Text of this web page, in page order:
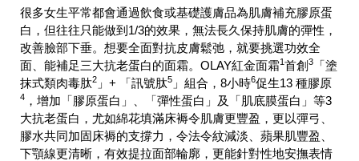
很多女生平常都會通過飲食或基礎護膚品為肌膚補充膠原蛋
白，但往往只能做到1/3的效果，無法長久保持肌膚的彈性，
改善臉部下垂。想要全面對抗皮膚鬆弛，就要挑選功效全
面、能補足三大抗老蛋白的面霜。OLAY紅金面霜1 首創 3
「塗
抹式類肉毒肽2 」+ 「訊號肽5 」組合，8小時6促生13 種膠原
4 ，增加「膠原蛋白」、「彈性蛋白」及「肌底膜蛋白」等3
大抗老蛋白，尤如綿花填滿床褥令肌膚更豐盈，更以彈弓、
膠水共同加固床褥的支撐力，令法令紋減淡、蘋果肌豐盈、
下顎線更清晰，有效提拉面部輪廓，更能針對性地安撫表情